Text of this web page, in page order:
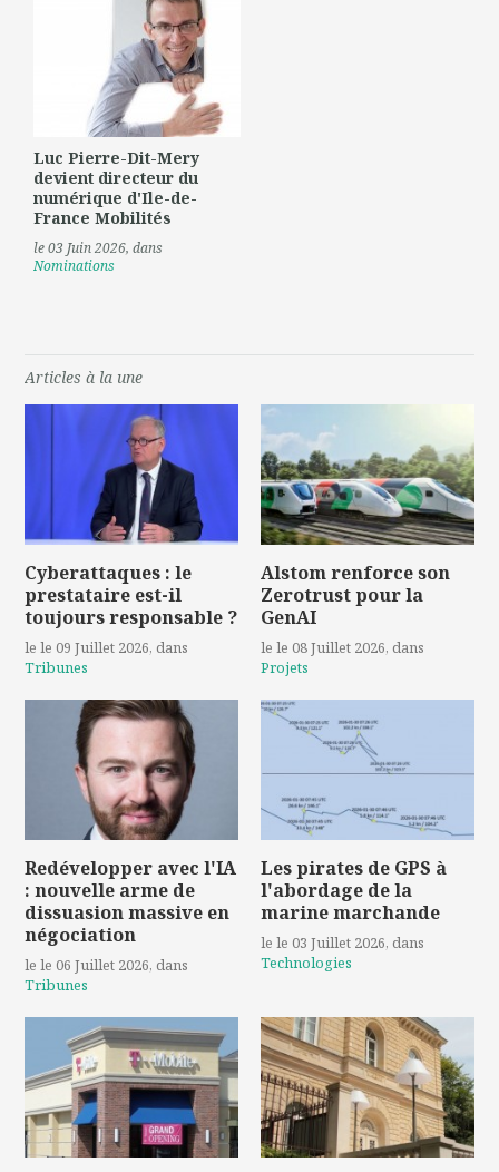
Luc Pierre-Dit-Mery
devient directeur du
numérique d'Ile-de-
France Mobilités
le 03 Juin 2026, dans
Nominations
Articles à la une
Cyberattaques : le
prestataire est-il
toujours responsable ?
le le 09 Juillet 2026, dans
Tribunes
Alstom renforce son
Zerotrust pour la
GenAI
le le 08 Juillet 2026, dans
Projets
Redévelopper avec l'IA
: nouvelle arme de
dissuasion massive en
négociation
le le 06 Juillet 2026, dans
Tribunes
Les pirates de GPS à
l'abordage de la
marine marchande
le le 03 Juillet 2026, dans
Technologies